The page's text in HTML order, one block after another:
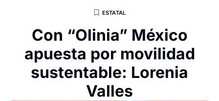
ESTATAL
Con “Olinia” México
apuesta por movilidad
sustentable: Lorenia
Valles